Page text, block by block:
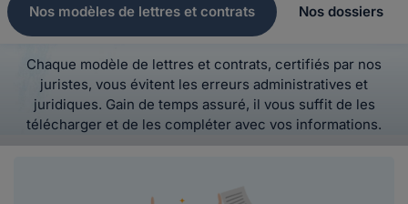
Nos modèles de lettres et contrats Nos dossiers
Chaque modèle de lettres et contrats, certifiés par nos
juristes, vous évitent les erreurs administratives et
juridiques. Gain de temps assuré, il vous suffit de les
télécharger et de les compléter avec vos informations.